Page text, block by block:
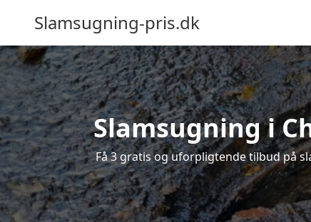
Slamsugning-pris.dk
Slamsugning i
Få 3 gratis og uforpligtende tilbud på